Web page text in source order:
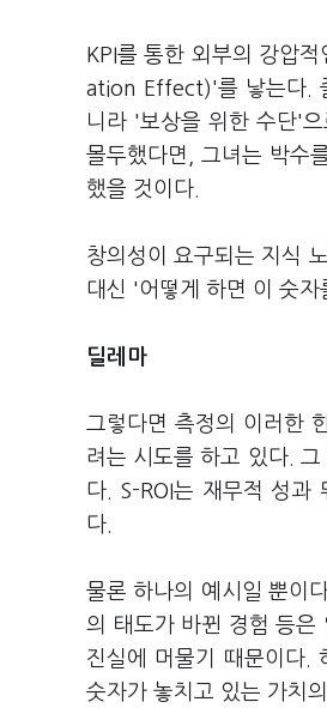
KPI를 통한 외부의 강압
ation Effect)'를 낳는다.
니라 '보상을 위한 수단'
몰두했다면, 그녀는 박수
했을 것이다.
창의성이 요구되는 지식
대신 '어떻게 하면 이 숫
딜레마
그렇다면 측정의 이러한
려는 시도를 하고 있다.
다. S-ROI는 재무적 성과
다.
물론 하나의 예시일 뿐이
의 태도가 바뀐 경험 등은
진실에 머물기 때문이다.
숫자가 놓치고 있는 가치